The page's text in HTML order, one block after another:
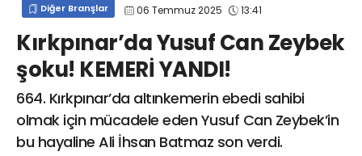
Diğer Branşlar 06 Temmuz 2025 13:41
Kırkpınar’da Yusuf Can Zeybek
şoku! KEMERİ YANDI!
664. Kırkpınar’da altınkemerin ebedi sahibi
olmak için mücadele eden Yusuf Can Zeybek’in
bu hayaline Ali İhsan Batmaz son verdi.
info@spor41.com